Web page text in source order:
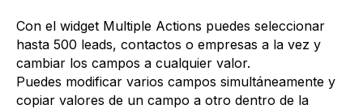
Con el widget Multiple Actions puedes seleccionar
hasta 500 leads, contactos o empresas a la vez y
cambiar los campos a cualquier valor.
Puedes modificar varios campos simultáneamente y
copiar valores de un campo a otro dentro de la